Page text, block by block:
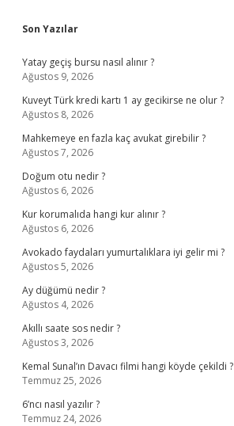
Sidebar
Son Yazılar
Yatay geçiş bursu nasıl alınır ?
Ağustos 9, 2026
Kuveyt Türk kredi kartı 1 ay gecikirse ne olur ?
Ağustos 8, 2026
Mahkemeye en fazla kaç avukat girebilir ?
Ağustos 7, 2026
Doğum otu nedir ?
Ağustos 6, 2026
Kur korumalıda hangi kur alınır ?
Ağustos 6, 2026
Avokado faydaları yumurtalıklara iyi gelir mi ?
Ağustos 5, 2026
Ay düğümü nedir ?
Ağustos 4, 2026
Akıllı saate sos nedir ?
Ağustos 3, 2026
Kemal Sunal’ın Davacı filmi hangi köyde çekildi ?
Temmuz 25, 2026
6’ncı nasıl yazılır ?
Temmuz 24, 2026